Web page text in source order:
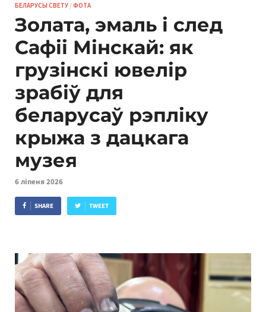
БЕЛАРУСЫ СВЕТУ /ФОТА
Золата, эмаль і след
Сафіі Мінскай: як
грузінскі ювелір
зрабіў для
беларусаў рэпліку
крыжа з дацкага
музея
6 ліпеня 2026
SHARE TWEET